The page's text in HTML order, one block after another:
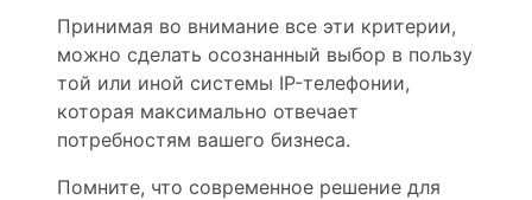
Принимая во внимание все эти критерии,
можно сделать осознанный выбор в пользу
той или иной системы IP-телефонии,
которая максимально отвечает
потребностям вашего бизнеса.
Помните, что современное решение для